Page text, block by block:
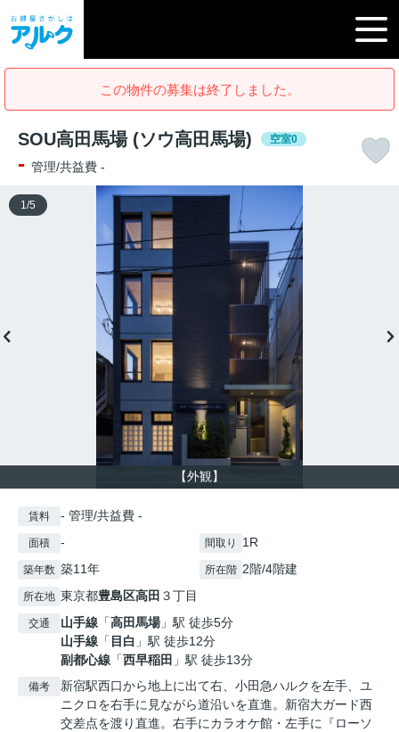
この物件の募集は終了しました。
SOU高田馬場 (ソウ高田馬場) 空室0
- 管理/共益費 -
【外観】
1 /5
賃料 - 管理/共益費 -
面積 - 間取り 1R
築年数 築11年 所在階 2階/4階建
所在地 東京都豊島区高田 ３丁目
交通 山手線 「高田馬場」駅 徒歩5分
山手線 「 目白 」駅 徒歩12分
副都心線 「西早稲田 」駅 徒歩13分
備考
新宿駅西口から地上に出て右、小田急ハルクを左手、ユ
ニクロを右手に見ながら道沿いを直進。新宿大ガード西
交差点を渡り直進。右手にカラオケ館・左手に『ローソ